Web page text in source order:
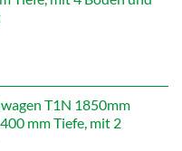
T1N 1850mm
mm Tiefe, mit 2